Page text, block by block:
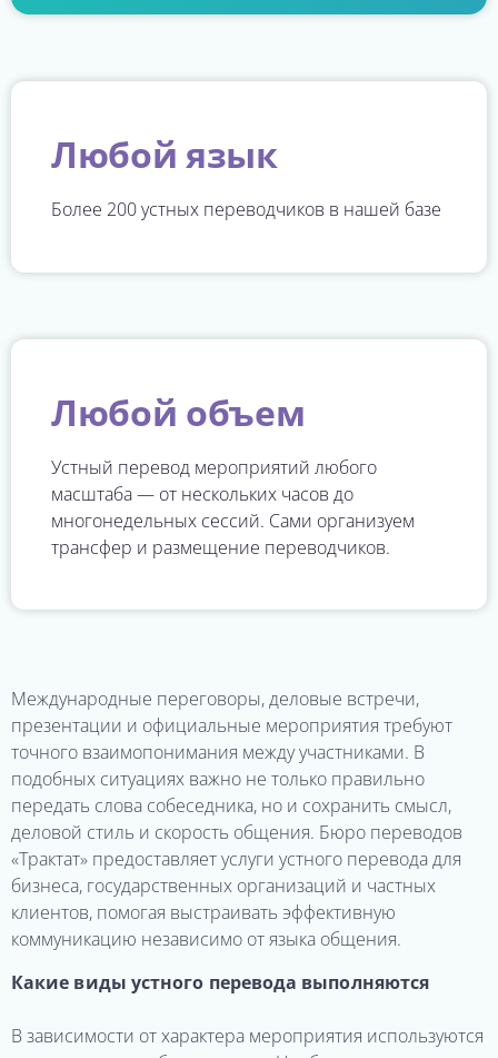
Любой язык
Более 200 устных переводчиков в нашей базе
Любой объем
Устный перевод мероприятий любого
масштаба — от нескольких часов до
многонедельных сессий. Сами организуем
трансфер и размещение переводчиков.
Международные переговоры, деловые встречи,
презентации и официальные мероприятия требуют
точного взаимопонимания между участниками. В
подобных ситуациях важно не только правильно
передать слова собеседника, но и сохранить смысл,
деловой стиль и скорость общения. Бюро переводов
«Трактат» предоставляет услуги устного перевода для
бизнеса, государственных организаций и частных
клиентов, помогая выстраивать эффективную
коммуникацию независимо от языка общения.
Какие виды устного перевода выполняются
В зависимости от характера мероприятия используются